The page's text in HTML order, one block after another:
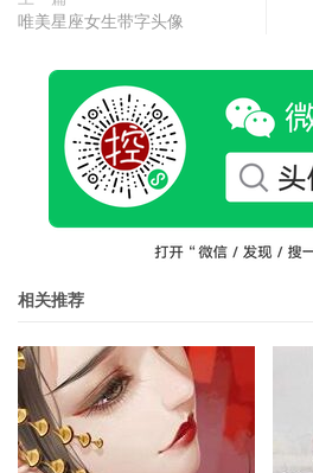
唯美星座女生带字头像
相关推荐